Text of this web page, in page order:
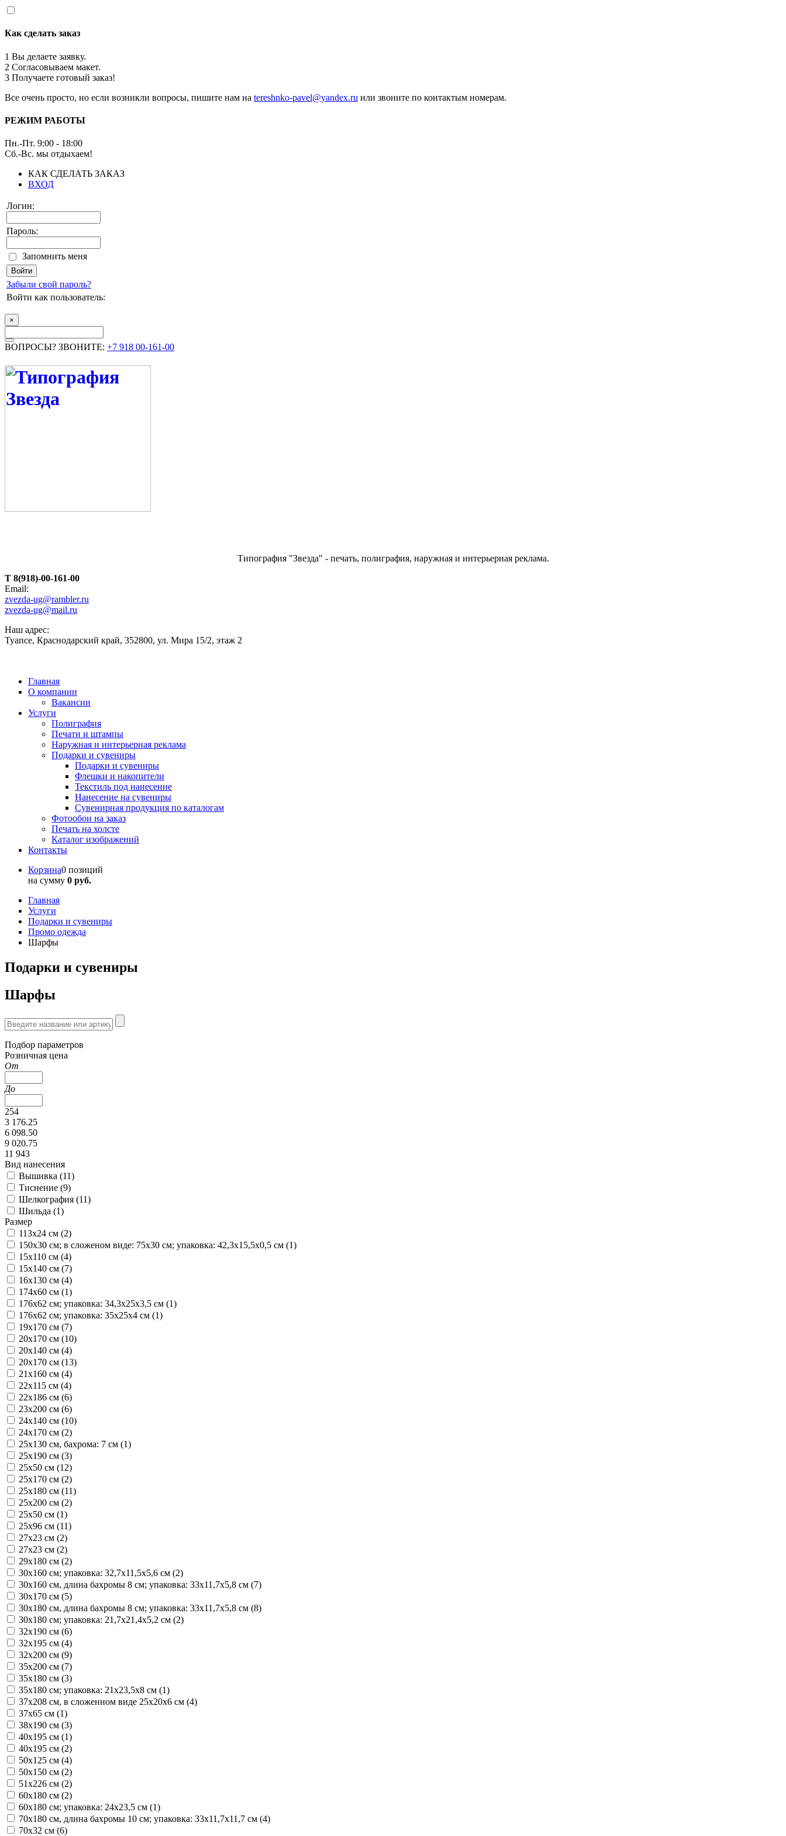
Как сделать заказ
1 Вы делаете заявку.
2 Согласовываем макет.
3 Получаете готовый заказ!
Все очень просто, но если возникли вопросы, пишите нам на tereshnko-pavel@yandex.ru или звоните по контактым номерам.
РЕЖИМ РАБОТЫ
Пн.-Пт. 9:00 - 18:00
Сб.-Вс. мы отдыхаем!
КАК СДЕЛАТЬ ЗАКАЗ
ВХОД
Логин:
Пароль:
Запомнить меня
Забыли свой пароль?
Войти как пользователь:
×
ВОПРОСЫ? ЗВОНИТЕ: +7 918 00-161-00
Типография "Звезда" - печать, полиграфия, наружная и интерьерная реклама.
T 8(918)-00-161-00
Email:
zvezda-ug@rambler.ru
zvezda-ug@mail.ru
Наш адрес:
Туапсе, Краснодарский край, 352800, ул. Мира 15/2, этаж 2
Главная
О компании
Вакансии
Услуги
Полиграфия
Печати и штампы
Наружная и интерьерная реклама
Подарки и сувениры
Подарки и сувениры
Флешки и накопители
Текстиль под нанесение
Нанесение на сувениры
Сувенирная продукция по каталогам
Фотообои на заказ
Печать на холсте
Каталог изображений
Контакты
Корзина0 позиций
на сумму 0 руб.
Главная
Услуги
Подарки и сувениры
Промо одежда
Шарфы
Подарки и сувениры
Шарфы
Подбор параметров
Розничная цена
От
До
254
3 176.25
6 098.50
9 020.75
11 943
Вид нанесения
Вышивка (11)
Тиснение (9)
Шелкография (11)
Шильда (1)
Размер
113х24 см (2)
150х30 см; в сложеном виде: 75х30 см; упаковка: 42,3х15,5х0,5 см (1)
15х110 см (4)
15х140 см (7)
16х130 см (4)
174x60 см (1)
176х62 см; упаковка: 34,3х25х3,5 см (1)
176х62 см; упаковка: 35x25x4 см (1)
19х170 см (7)
20x170 см (10)
20х140 см (4)
20х170 см (13)
21x160 см (4)
22х115 см (4)
22х186 см (6)
23х200 см (6)
24х140 см (10)
24х170 см (2)
25x130 см, бахрома: 7 см (1)
25x190 см (3)
25x50 см (12)
25х170 см (2)
25х180 см (11)
25х200 см (2)
25х50 см (1)
25х96 см (11)
27x23 см (2)
27х23 см (2)
29х180 см (2)
30x160 см; упаковка: 32,7x11,5x5,6 см (2)
30х160 см, длина бахромы 8 см; упаковка: 33х11,7х5,8 см (7)
30х170 см (5)
30х180 см, длина бахромы 8 см; упаковка: 33х11,7х5,8 см (8)
30х180 см; упаковка: 21,7x21,4x5,2 см (2)
32х190 см (6)
32х195 см (4)
32х200 см (9)
35x200 см (7)
35х180 см (3)
35х180 см; упаковка: 21x23,5x8 см (1)
37х208 см, в сложенном виде 25х20х6 см (4)
37х65 см (1)
38х190 см (3)
40x195 см (1)
40х195 см (2)
50х125 см (4)
50х150 см (2)
51х226 см (2)
60x180 см (2)
60х180 см; упаковка: 24x23,5 см (1)
70х180 см, длина бахромы 10 см; упаковка: 33х11,7х11,7 см (4)
70х32 см (6)